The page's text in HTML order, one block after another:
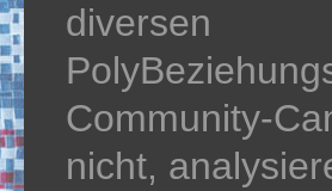
diversen
Community-
nicht,